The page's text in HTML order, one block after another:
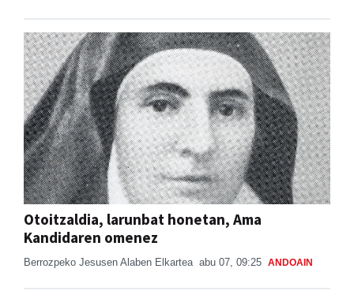
Otoitzaldia, larunbat honetan, Ama
Kandidaren omenez
Berrozpeko Jesusen Alaben Elkartea abu 07, 09:25 ANDOAIN